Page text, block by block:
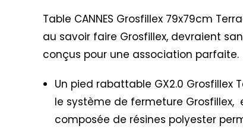
Table CANNES Grosfillex 79x79cm
au savoir faire Grosfillex, devraient
conçus pour une association parfaite.
Un pied rabattable GX2.0
le système de fermeture Grosfillex,
composée de résines polyester